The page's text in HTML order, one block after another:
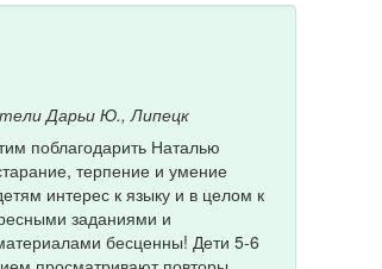
Дарьи Ю., Липецк
поблагодарить Наталью
терпение и умение
интерес к языку и в целом к
заданиями и
бесценны! Дети 5-6